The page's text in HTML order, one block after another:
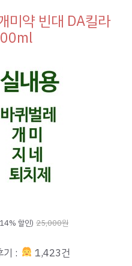
미약 빈대 DA킬라
할인) 25,000원
: 1,423건